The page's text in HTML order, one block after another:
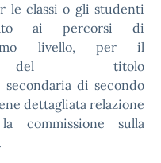
le classi o gli studenti
ai percorsi di
livello, per il
del titolo
secondaria di secondo
dettagliata relazione
commissione sulla